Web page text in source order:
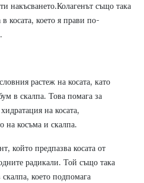
накъсването.Колагенът също така
косата, което я прави по-
растеж на косата, като
в скалпа. Това помага за
на косата,
на косъма и скалпа.
който предпазва косата от
радикали. Той също така
което подпомага